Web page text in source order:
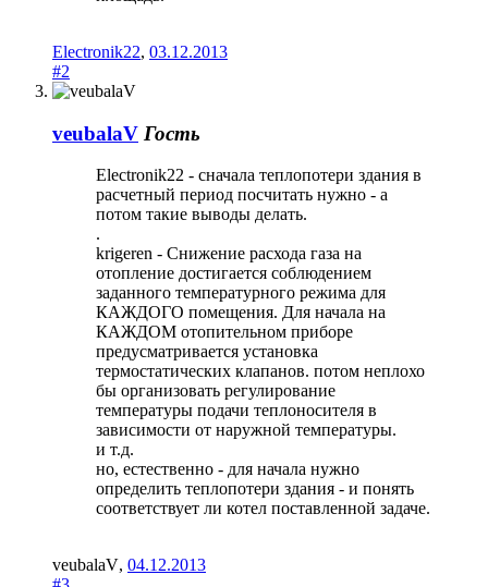
Electronik22, 03.12.2013
#2
veubalaV Гость
Electronik22 - сначала теплопотери здания в
расчетный период посчитать нужно - а
потом такие выводы делать.
.
krigeren - Снижение расхода газа на
отопление достигается соблюдением
заданного температурного режима для
КАЖДОГО помещения. Для начала на
КАЖДОМ отопительном приборе
предусматривается установка
термостатических клапанов. потом неплохо
бы организовать регулирование
температуры подачи теплоносителя в
зависимости от наружной температуры.
и т.д.
но, естественно - для начала нужно
определить теплопотери здания - и понять
соответствует ли котел поставленной задаче.
veubalaV, 04.12.2013